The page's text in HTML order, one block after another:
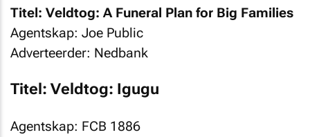
Titel: Veldtog: A Funeral Plan for Big Families
Agentskap: Joe Public
Adverteerder: Nedbank
Titel: Veldtog: Igugu
Agentskap: FCB 1886